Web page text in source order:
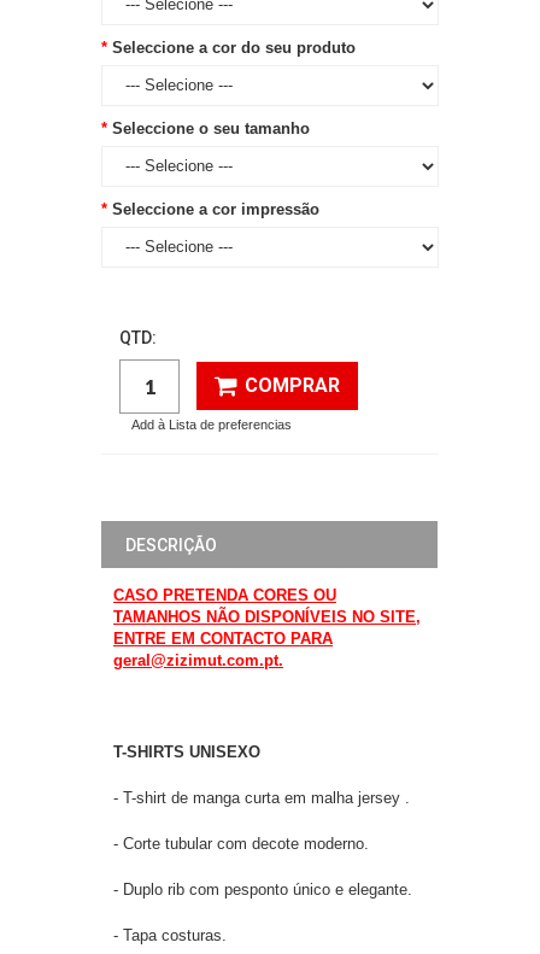
Seleccione a cor do seu produto
Seleccione o seu tamanho
Seleccione a cor impressão
QTD:
COMPRAR
Add à Lista de preferencias
DESCRIÇÃO
CASO PRETENDA CORES OU
TAMANHOS NÃO DISPONÍVEIS NO SITE,
ENTRE EM CONTACTO PARA
geral@zizimut.com.pt.
T-SHIRTS UNISEXO
- T-shirt de manga curta em malha jersey .
- Corte tubular com decote moderno.
- Duplo rib com pesponto único e elegante.
- Tapa costuras.